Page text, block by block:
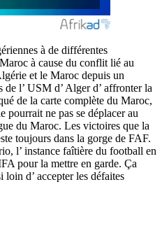
à de différentes
à cause du conflit lié au
et le Maroc depuis un
l’ USM d’ Alger d’ affronter la
de la carte complète du Maroc,
pourrait ne pas se déplacer au
du Maroc. Les victoires que la
toujours dans la gorge de FAF.
l’ instance faîtière du football en
pour la mettre en garde. Ça
loin d’ accepter les défaites